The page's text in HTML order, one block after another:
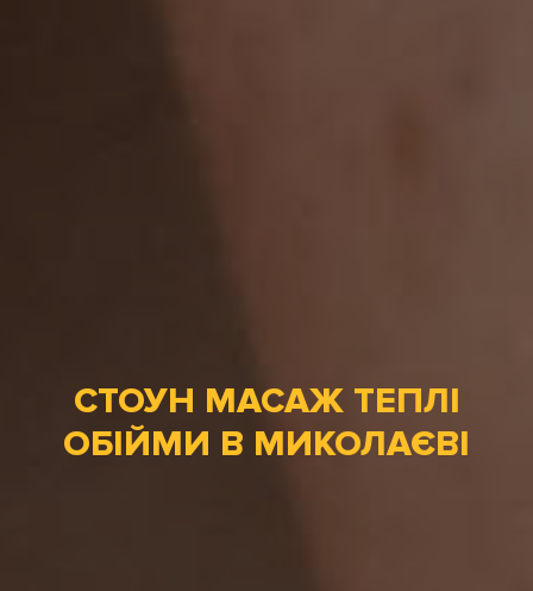
СТОУН МАСАЖ ТЕПЛІ
ОБІЙМИ В МИКОЛАЄВІ